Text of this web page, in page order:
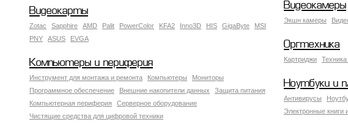
Видеокамеры
Экшн камеры
Видеокарты
Zotac Sapphire AMD Palit PowerColor KFA2 Inno3D HIS GigaByte
MSI
PNY
ASUS EVGA
Оргтехника
Картриджи
Компьютеры и периферия
Инструмент для монтажа и ремонта Компьютеры
Мониторы
Программное обеспечение
Внешние накопители данных
Защита питания
Компьютерная периферия
Серверное оборудование
Чистящие средства для цифровой техники
Ноутбуки и
Антивирусы
Электронные книги